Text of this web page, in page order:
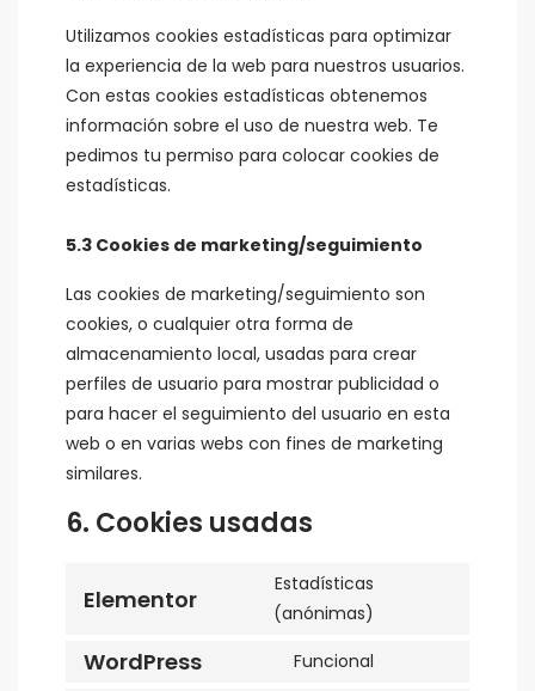
Utilizamos cookies estadísticas para optimizar
la experiencia de la web para nuestros usuarios.
Con estas cookies estadísticas obtenemos
información sobre el uso de nuestra web. Te
pedimos tu permiso para colocar cookies de
estadísticas.
5.3 Cookies de marketing/seguimiento
Las cookies de marketing/seguimiento son
cookies, o cualquier otra forma de
almacenamiento local, usadas para crear
perfiles de usuario para mostrar publicidad o
para hacer el seguimiento del usuario en esta
web o en varias webs con fines de marketing
similares.
6. Cookies usadas
Elementor
Estadísticas
(anónimas)
WordPress Funcional